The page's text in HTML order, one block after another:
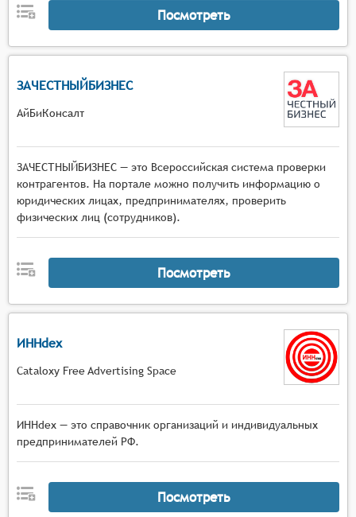
Посмотреть
ЗАЧЕСТНЫЙБИЗНЕС
АйБиКонсалт
ЗАЧЕСТНЫЙБИЗНЕС — это Всероссийская система проверки
контрагентов. На портале можно получить информацию о
юридических лицах, предпринимателях, проверить
физических лиц (сотрудников).
Посмотреть
ИННdex
Cataloxy Free Advertising Space
ИННdex — это справочник организаций и индивидуальных
предпринимателей РФ.
Посмотреть